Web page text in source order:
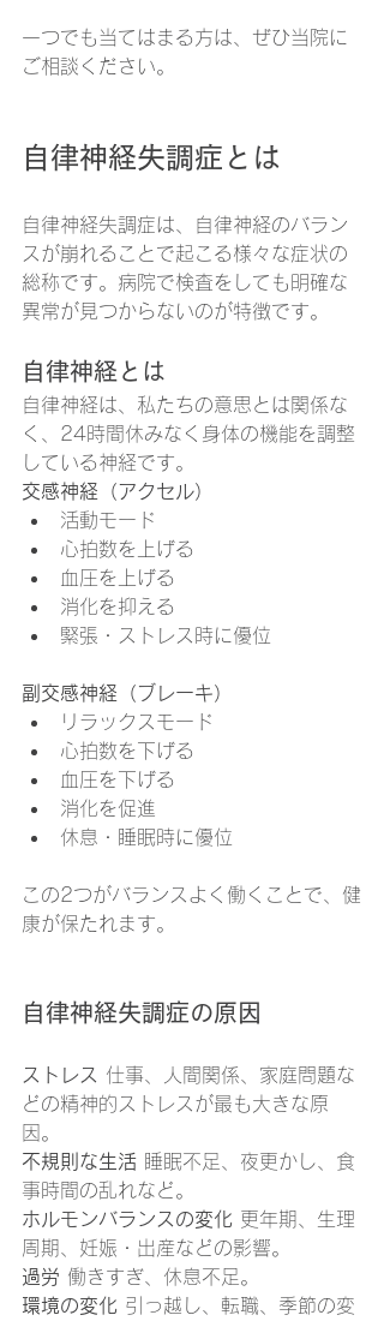
一つでも当てはまる方は、ぜひ当院に
ご相談ください。
自律神経失調症とは
自律神経失調症は、自律神経のバラン
スが崩れることで起こる様々な症状の
総称です。病院で検査をしても明確な
異常が見つからないのが特徴です。
自律神経とは
自律神経は、私たちの意思とは関係な
く、24時間休みなく身体の機能を調整
している神経です。
交感神経（アクセル）
活動モード
心拍数を上げる
血圧を上げる
消化を抑える
緊張・ストレス時に優位
副交感神経（ブレーキ）
リラックスモード
心拍数を下げる
血圧を下げる
消化を促進
休息・睡眠時に優位
この2つがバランスよく働くことで、健
康が保たれます。
自律神経失調症の原因
ストレス
仕事、人間関係、家庭問題な
どの精神的ストレスが最も大きな原
因。
不規則な生活 睡眠不足、夜更かし、食
事時間の乱れなど。
ホルモンバランスの変化 更年期、生理
周期、妊娠・出産などの影響。
過労 働きすぎ、休息不足。
環境の変化 引っ越し、転職、季節の変